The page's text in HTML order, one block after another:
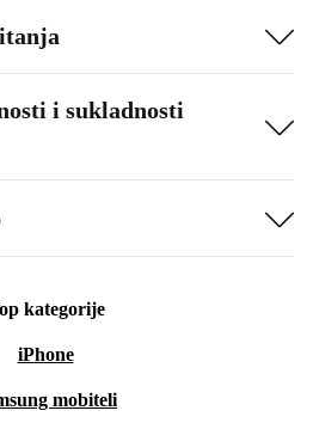
i sukladnosti
kategorije
iPhone
mobiteli